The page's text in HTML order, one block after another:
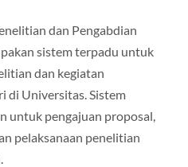
dan Pengabdian
sistem terpadu untuk
dan kegiatan
di Universitas. Sistem
untuk pengajuan proposal,
pelaksanaan penelitian